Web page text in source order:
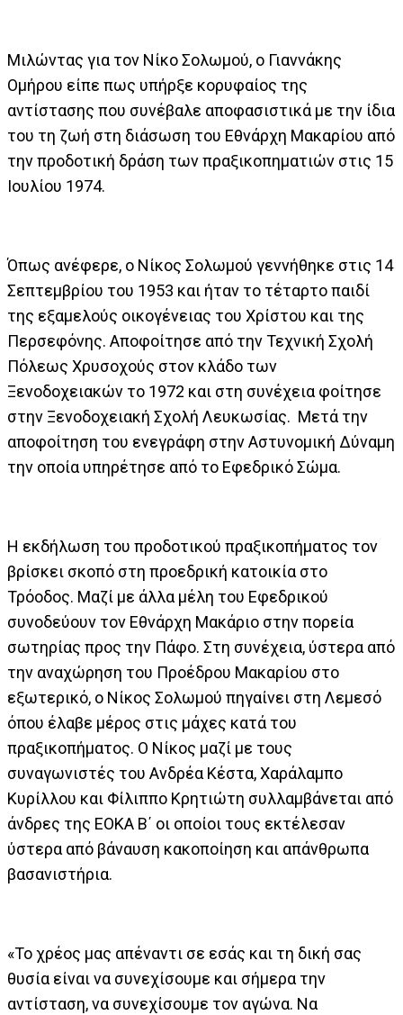
Μιλώντας για τον Νίκο Σολωμού, ο Γιαννάκης
Ομήρου είπε πως υπήρξε κορυφαίος της
αντίστασης που συνέβαλε αποφασιστικά με την ίδια
του τη ζωή στη διάσωση του Εθνάρχη Μακαρίου από
την προδοτική δράση των πραξικοπηματιών στις 15
Ιουλίου 1974.
Όπως ανέφερε, ο Νίκος Σολωμού γεννήθηκε στις 14
Σεπτεμβρίου του 1953 και ήταν το τέταρτο παιδί
της εξαμελούς οικογένειας του Χρίστου και της
Περσεφόνης. Αποφοίτησε από την Τεχνική Σχολή
Πόλεως Χρυσοχούς στον κλάδο των
Ξενοδοχειακών το 1972 και στη συνέχεια φοίτησε
στην Ξενοδοχειακή Σχολή Λευκωσίας. Μετά την
αποφοίτηση του ενεγράφη στην Αστυνομική Δύναμη
την οποία υπηρέτησε από το Εφεδρικό Σώμα.
Η εκδήλωση του προδοτικού πραξικοπήματος τον
βρίσκει σκοπό στη προεδρική κατοικία στο
Τρόοδος. Μαζί με άλλα μέλη του Εφεδρικού
συνοδεύουν τον Εθνάρχη Μακάριο στην πορεία
σωτηρίας προς την Πάφο. Στη συνέχεια, ύστερα από
την αναχώρηση του Προέδρου Μακαρίου στο
εξωτερικό, ο Νίκος Σολωμού πηγαίνει στη Λεμεσό
όπου έλαβε μέρος στις μάχες κατά του
πραξικοπήματος. Ο Νίκος μαζί με τους
συναγωνιστές του Ανδρέα Κέστα, Χαράλαμπο
Κυρίλλου και Φίλιππο Κρητιώτη συλλαμβάνεται από
άνδρες της ΕΟΚΑ Β΄ οι οποίοι τους εκτέλεσαν
ύστερα από βάναυση κακοποίηση και απάνθρωπα
βασανιστήρια.
«Το χρέος μας απέναντι σε εσάς και τη δική σας
θυσία είναι να συνεχίσουμε και σήμερα την
αντίσταση, να συνεχίσουμε τον αγώνα. Να